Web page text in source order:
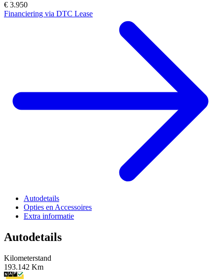
€ 3.950
Financiering via DTC Lease
Autodetails
Opties en Accessoires
Extra informatie
Autodetails
Kilometerstand
193.142 Km